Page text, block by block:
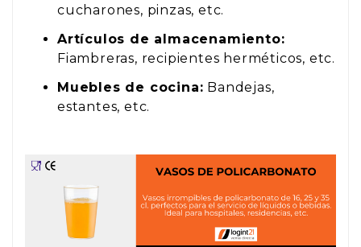
cucharones, pinzas, etc.
Artículos de almacenamiento:
Fiambreras, recipientes herméticos, etc.
Muebles de cocina: Bandejas,
estantes, etc.